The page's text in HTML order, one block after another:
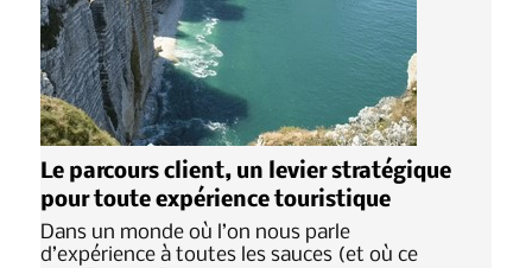
Le parcours client, un levier stratégique
pour toute expérience touristique
Dans un monde où l’on nous parle
d’expérience à toutes les sauces (et où ce